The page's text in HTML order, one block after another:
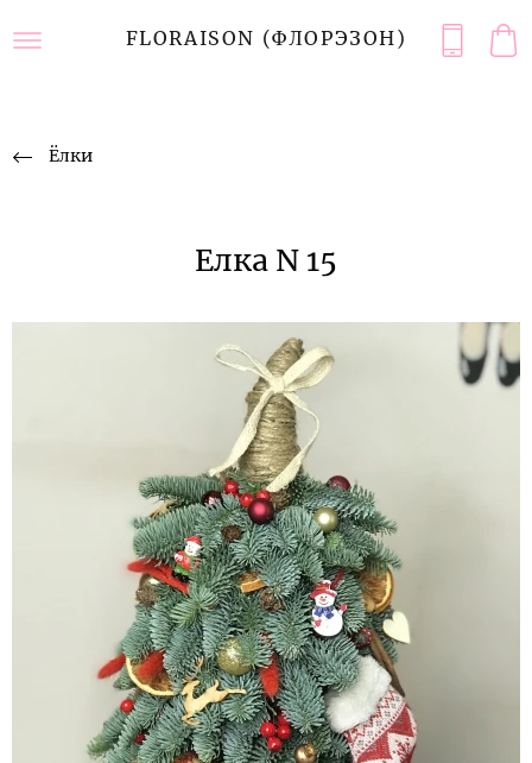
FLORAISON (ФЛОРЭЗОН)
Ёлки
Елка N 15